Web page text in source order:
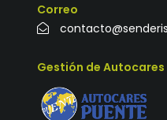
Correo
Gestión de Autocares